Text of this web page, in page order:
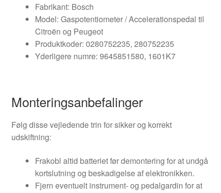
Fabrikant: Bosch
Model: Gaspotentiometer / Accelerationspedal til
Citroën og Peugeot
Produktkoder: 0280752235, 280752235
Yderligere numre: 9645851580, 1601K7
Monteringsanbefalinger
Følg disse vejledende trin for sikker og korrekt
udskiftning:
Frakobl altid batteriet før demontering for at undgå
kortslutning og beskadigelse af elektronikken.
Fjern eventuelt instrument- og pedalgardin for at